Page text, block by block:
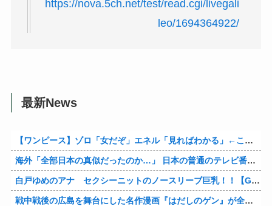
https://nova.5ch.net/test/read.cgi/livegali
leo/1694364922/
最新News
【ワンピース】ゾロ「女だぞ」エネル「見ればわかる」←ここ好きすぎるｗｗｗｗｗｗｗｗｗｗｗｗｗ
海外「全部日本の真似だったのか…」 日本の普通のテレビ番組が最新SNSの数十年先を行っていたと話題に
白戸ゆめのアナ セクシーニットのノースリーブ巨乳！！【GIF動画あり】
戦中戦後の広島を舞台にした名作漫画『はだしのゲン』が全巻50％オフで買える激安セール開催！！このチャンスを見逃すな！！